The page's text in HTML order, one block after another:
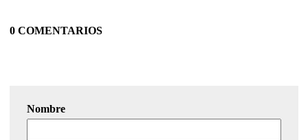
0 COMENTARIOS
Nombre